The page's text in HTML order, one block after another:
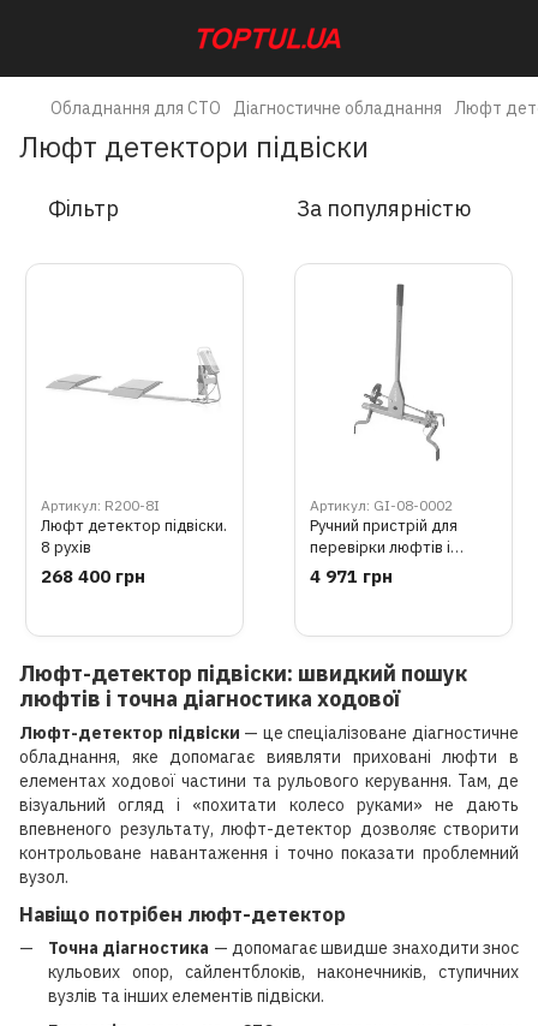
Обладнання для СТО Діагностичне обладнання Люфт
Люфт детектори підвіски
Фільтр За популярністю
Артикул: R200-8I
Люфт детектор підвіски.
8 рухів
268 400 грн
Артикул: GI-08-0002
Ручний пристрій для
перевірки люфтів і
діагностики підвіски GI-
08-0002 G.I.KRAFT
4 971 грн
Люфт-детектор підвіски: швидкий пошук
люфтів і точна діагностика ходової
Люфт-детектор підвіски — це спеціалізоване діагностичне
обладнання, яке допомагає виявляти приховані люфти в
елементах ходової частини та рульового керування. Там, де
візуальний огляд і «похитати колесо руками» не дають
впевненого результату, люфт-детектор дозволяє створити
контрольоване навантаження і точно показати проблемний
вузол.
Навіщо потрібен люфт-детектор
Точна діагностика — допомагає швидше знаходити знос
кульових опор, сайлентблоків, наконечників, ступичних
вузлів та інших елементів підвіски.